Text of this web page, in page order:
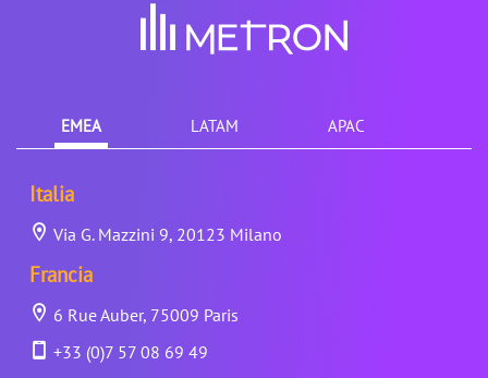
EMEA LATAM APAC
Italia
Via G. Mazzini 9, 20123 Milano
Francia
6 Rue Auber, 75009 Paris
+33 (0)7 57 08 69 49